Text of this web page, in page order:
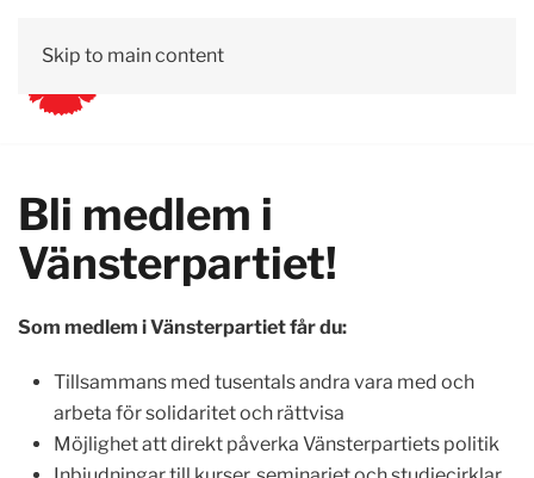
Skip to main content
Bli medlem i
Vänsterpartiet!
Som medlem i Vänsterpartiet får du:
Tillsammans med tusentals andra vara med och
arbeta för solidaritet och rättvisa
Möjlighet att direkt påverka Vänsterpartiets politik